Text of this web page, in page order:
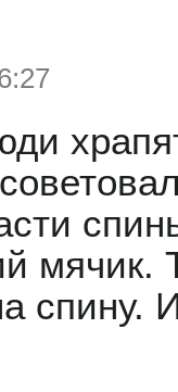
мячик.
спину.